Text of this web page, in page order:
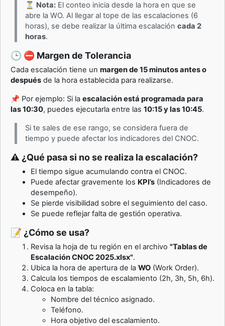
⏳ Nota: El conteo inicia desde la hora en que se
abre la WO. Al llegar al tope de las escalaciones (6
horas), se debe realizar la última escalación cada 2
horas.
🕒 ⛔ Margen de Tolerancia
Cada escalación tiene un margen de 15 minutos antes o
después de la hora establecida para realizarse.
📌 Por ejemplo: Si la escalación está programada para
las 10:30, puedes ejecutarla entre las 10:15 y las 10:45.
Si te sales de ese rango, se considera fuera de
tiempo y puede afectar los indicadores del CNOC.
⚠️ ¿Qué pasa si no se realiza la escalación?
El tiempo sigue acumulando contra el CNOC.
Puede afectar gravemente los KPI’s (Indicadores de
desempeño).
Se pierde visibilidad sobre el seguimiento del caso.
Se puede reflejar falta de gestión operativa.
📝 ¿Cómo se usa?
Revisa la hoja de tu región en el archivo "Tablas de
Escalación CNOC 2025.xlsx".
Ubica la hora de apertura de la WO (Work Order).
Calcula los tiempos de escalamiento (2h, 3h, 5h, 6h).
Coloca en la tabla:
Nombre del técnico asignado.
Teléfono.
Hora objetivo del escalamiento.